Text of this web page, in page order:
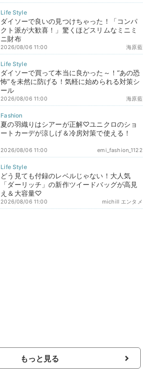
ダイソーで良いの見つけちゃった！「コンパ
クト派が大歓喜！」驚くほどスリムなミニミ
ニ財布
海原藍
2026/08/06 11:00
ダイソーで買って本当に良かった～！“あの恐
怖”を未然に防げる！気軽に始められる対策シ
ール
海原藍
2026/08/06 11:00
夏の羽織りはシアーが正解♡ユニクロのショ
ートカーデが涼しげ＆冷房対策で使える！
emi_fashion_1122
2026/08/06 11:00
どう見ても付録のレベルじゃない！大人気
「ダーリッチ」の新作ツイードバッグが高見
え＆大容量♡
michill エンタメ
2026/08/06 11:00
もっと見る